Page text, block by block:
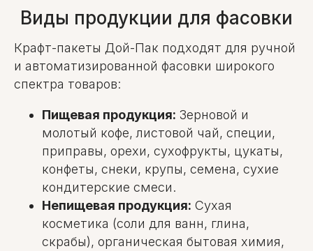
Виды продукции для фасовки
Крафт-пакеты Дой-Пак подходят для ручной
и автоматизированной фасовки широкого
спектра товаров:
Пищевая продукция: Зерновой и
молотый кофе, листовой чай, специи,
приправы, орехи, сухофрукты, цукаты,
конфеты, снеки, крупы, семена, сухие
кондитерские смеси.
Непищевая продукция: Сухая
косметика (соли для ванн, глина,
скрабы), органическая бытовая химия,